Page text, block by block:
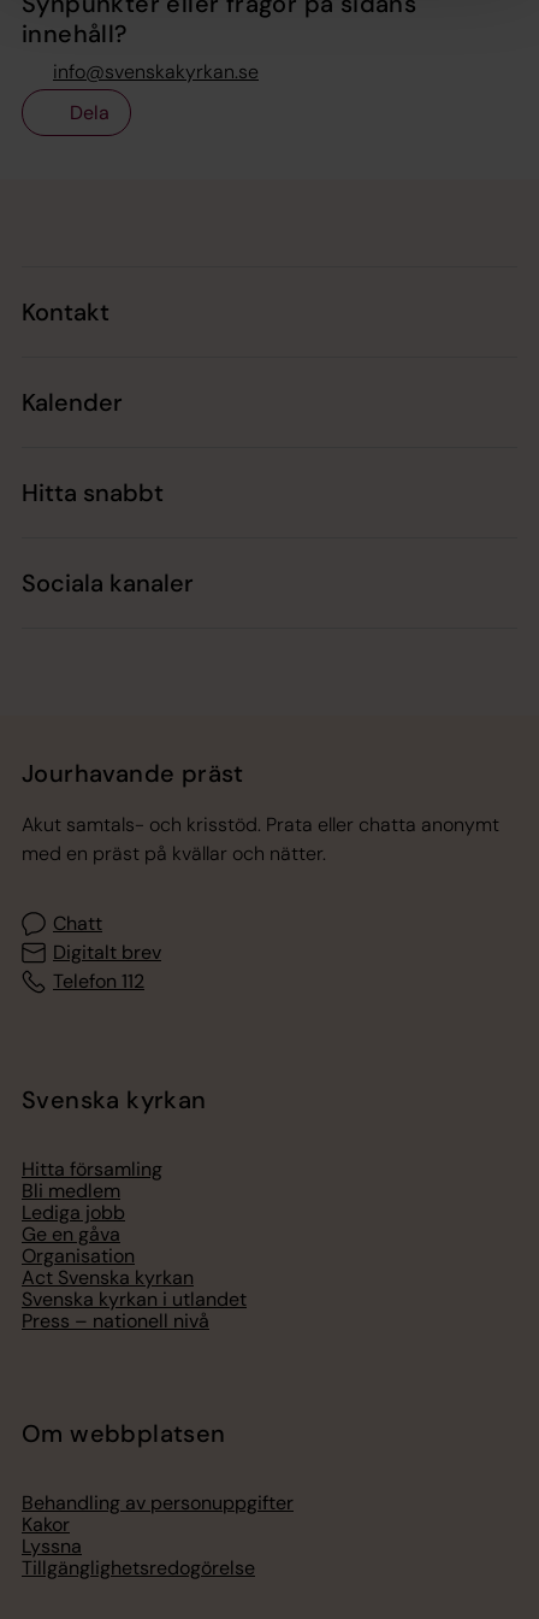
innehåll?
info@svenskakyrkan.se
Dela
Kontakt
Kalender
Hitta snabbt
Sociala kanaler
Jourhavande präst
Akut samtals- och krisstöd. Prata eller chatta anonymt
med en präst på kvällar och nätter.
Chatt
Digitalt brev
Telefon 112
Svenska kyrkan
Hitta församling
Bli medlem
Lediga jobb
Ge en gåva
Organisation
Act Svenska kyrkan
Svenska kyrkan i utlandet
Press – nationell nivå
Om webbplatsen
Behandling av personuppgifter
Kakor
Lyssna
Tillgänglighetsredogörelse